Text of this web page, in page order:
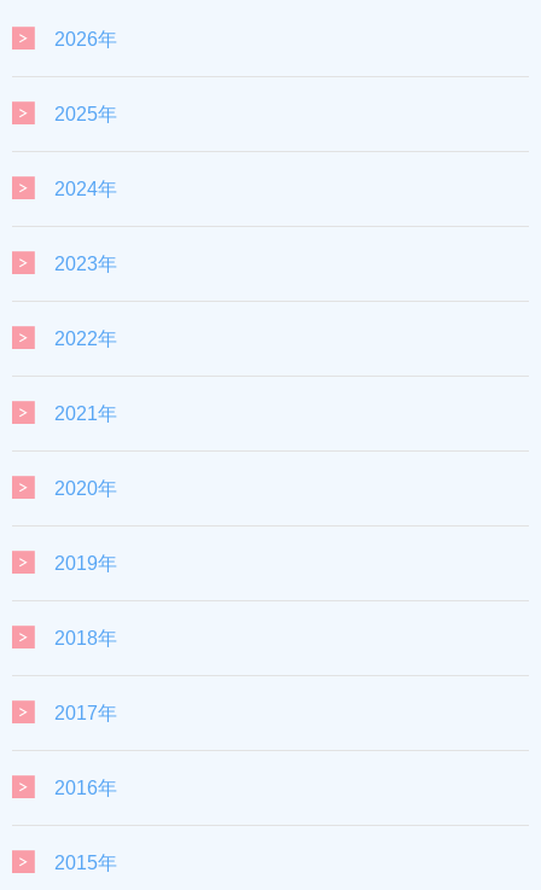
2026年
2025年
2024年
2023年
2022年
2021年
2020年
2019年
2018年
2017年
2016年
2015年